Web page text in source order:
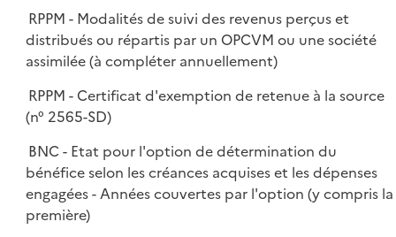
RPPM - Modalités de suivi des revenus perçus et
distribués ou répartis par un OPCVM ou une société
assimilée (à compléter annuellement)
RPPM - Certificat d'exemption de retenue à la source
(n° 2565-SD)
BNC - Etat pour l'option de détermination du
bénéfice selon les créances acquises et les dépenses
engagées - Années couvertes par l'option (y compris la
première)